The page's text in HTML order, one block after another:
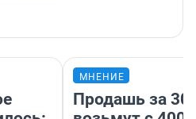
МНЕНИЕ
Продашь за